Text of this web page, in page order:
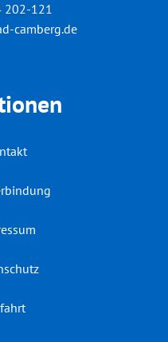
202-121
camberg.de